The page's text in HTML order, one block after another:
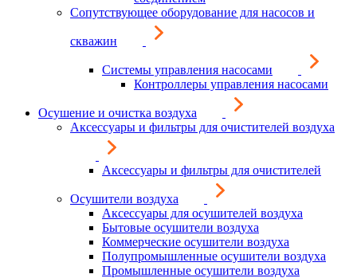
Сопутствующее оборудование для насосов и
скважин
Системы управления насосами
Контроллеры управления насосами
Осушение и очистка воздуха
Аксессуары и фильтры для очистителей воздуха
Аксессуары и фильтры для очистителей
Осушители воздуха
Аксессуары для осушителей воздуха
Бытовые осушители воздуха
Коммерческие осушители воздуха
Полупромышленные осушители воздуха
Промышленные осушители воздуха